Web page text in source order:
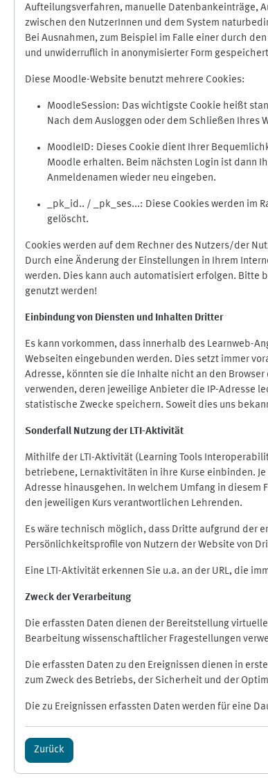
Aufteilungsverfahren, manuelle Datenbankeinträge,
zwischen den NutzerInnen und dem System
Bei Ausnahmen, zum Beispiel im Falle einer durch
und unwiderruflich in anonymisierter Form
Diese Moodle-Website benutzt mehrere Cookies:
MoodleSession: Das wichtigste Cookie heißt
Nach dem Ausloggen oder dem Schließen Ihres
MoodleID: Dieses Cookie dient Ihrer
Moodle erhalten. Beim nächsten Login ist dann
Anmeldenamen wieder neu eingeben.
_pk_id.. / _pk_ses...: Diese Cookies werden im
gelöscht.
Cookies werden auf dem Rechner des Nutzers/der
Durch eine Änderung der Einstellungen in Ihrem
werden. Dies kann auch automatisiert erfolgen. Bitte
genutzt werden!
Einbindung von Diensten und Inhalten Dritter
Es kann vorkommen, dass innerhalb des Learnweb-
Webseiten eingebunden werden. Dies setzt immer
Adresse, könnten sie die Inhalte nicht an den
verwenden, deren jeweilige Anbieter die IP-Adresse
statistische Zwecke speichern. Soweit dies uns
Sonderfall Nutzung der LTI-Aktivität
Mithilfe der LTI-Aktivität (Learning Tools
betriebene, Lernaktivitäten in ihre Kurse einbinden.
Adresse hinausgehen. In welchem Umfang in
den jeweiligen Kurs verantwortlichen Lehrenden.
Es wäre technisch möglich, dass Dritte aufgrund der
Persönlichkeitsprofile von Nutzern der Website von
Eine LTI-Aktivität erkennen Sie u.a. an der URL, die
Zweck der Verarbeitung
Die erfassten Daten dienen der Bereitstellung
Bearbeitung wissenschaftlicher Fragestellungen
Die erfassten Daten zu den Ereignissen dienen in
zum Zweck des Betriebs, der Sicherheit und der
Die zu Ereignissen erfassten Daten werden für eine
Zurück